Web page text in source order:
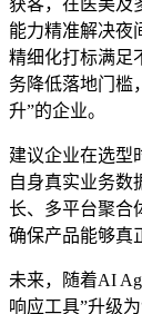
获客，在医美及
能力精准解决夜
精细化打标满足
务降低落地门槛
升”的企业。
建议企业在选型
自身真实业务数
长、多平台聚合
确保产品能够真
未来，随着AI
响应工具”升级